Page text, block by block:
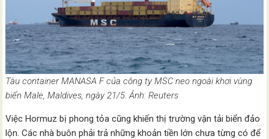
Tàu container MANASA F của công ty MSC neo ngoài khơi vùng
biển Male, Maldives, ngày 21/5. Ảnh: Reuters
Việc Hormuz bị phong tỏa cũng khiến thị trường vận tải biển đảo
lộn. Các nhà buôn phải trả những khoản tiền lớn chưa từng có để